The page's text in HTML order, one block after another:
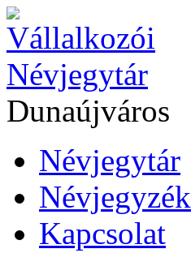
Dunaújváros
Névjegytár
Névjegyzék
Kapcsolat